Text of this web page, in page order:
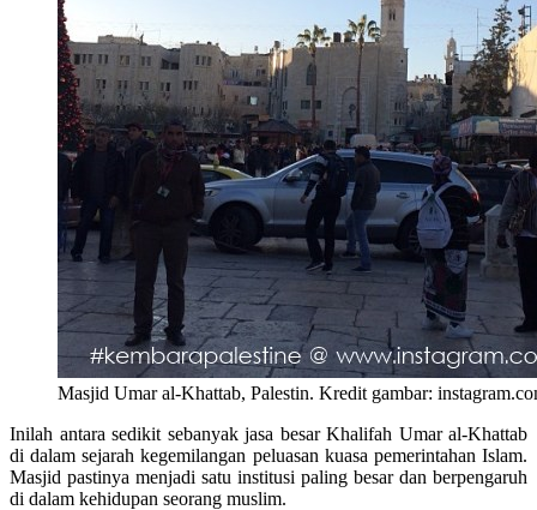
Masjid Umar al-Khattab, Palestin. Kredit gambar:
Inilah antara sedikit sebanyak jasa besar Khalifah Umar al-Khattab
di dalam sejarah kegemilangan peluasan kuasa pemerintahan Islam.
Masjid pastinya menjadi satu institusi paling besar dan berpengaruh
di dalam kehidupan seorang muslim.